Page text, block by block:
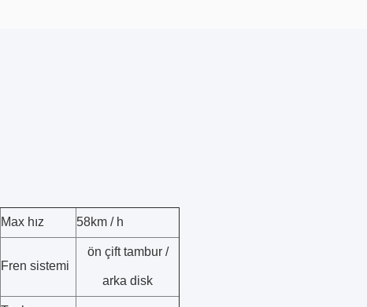
Max hız 58km / h
Fren sistemi
ön çift tambur /
arka disk